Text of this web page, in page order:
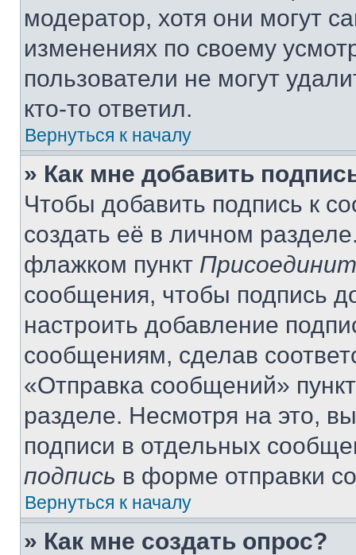
модератор, хотя они могут
изменениях по своему
пользователи не могут
кто-то ответил.
Вернуться к началу
» Как мне добавить
Чтобы добавить подпись к
создать её в личном
флажком пункт
сообщения, чтобы подпись
настроить добавление
сообщениям, сделав
«Отправка сообщений»
разделе. Несмотря на это,
подписи в отдельных
подпись в форме отправки
Вернуться к началу
» Как мне создать опрос?